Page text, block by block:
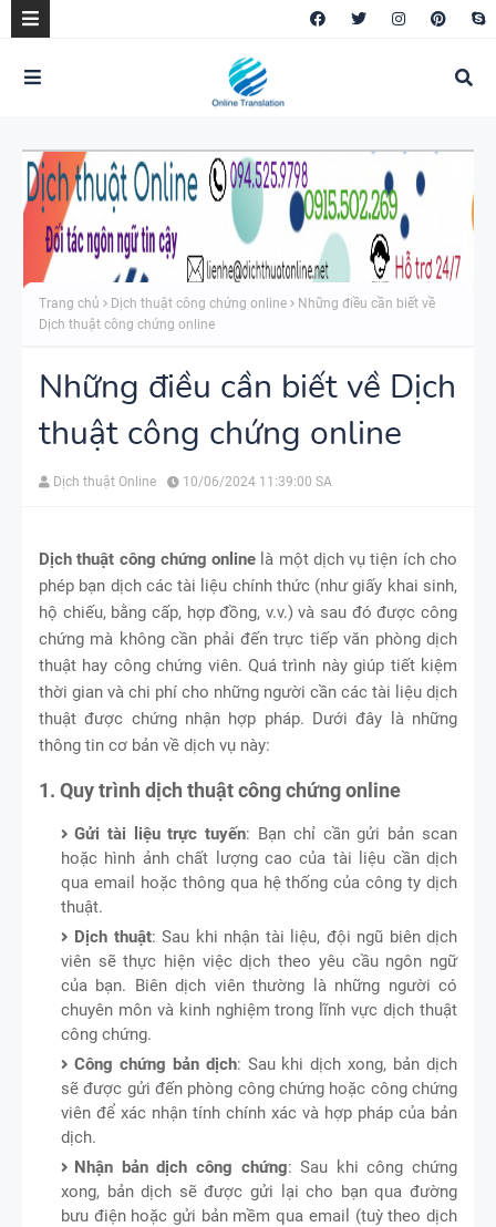
Trang chủ Dịch thuật công chứng online
Những điều cần biết về
Dịch thuật công chứng online
Những điều cần biết về Dịch
thuật công chứng online
Dịch thuật Online 10/06/2024 11:39:00 SA
Dịch thuật công chứng online là một dịch vụ tiện ích cho
phép bạn dịch các tài liệu chính thức (như giấy khai sinh,
hộ chiếu, bằng cấp, hợp đồng, v.v.) và sau đó được công
chứng mà không cần phải đến trực tiếp văn phòng dịch
thuật hay công chứng viên. Quá trình này giúp tiết kiệm
thời gian và chi phí cho những người cần các tài liệu dịch
thuật được chứng nhận hợp pháp. Dưới đây là những
thông tin cơ bản về dịch vụ này:
1. Quy trình dịch thuật công chứng online
Gửi tài liệu trực tuyến: Bạn chỉ cần gửi bản scan
hoặc hình ảnh chất lượng cao của tài liệu cần dịch
qua email hoặc thông qua hệ thống của công ty dịch
thuật.
Dịch thuật: Sau khi nhận tài liệu, đội ngũ biên dịch
viên sẽ thực hiện việc dịch theo yêu cầu ngôn ngữ
của bạn. Biên dịch viên thường là những người có
chuyên môn và kinh nghiệm trong lĩnh vực dịch thuật
công chứng.
Công chứng bản dịch: Sau khi dịch xong, bản dịch
sẽ được gửi đến phòng công chứng hoặc công chứng
viên để xác nhận tính chính xác và hợp pháp của bản
dịch.
Nhận bản dịch công chứng: Sau khi công chứng
xong, bản dịch sẽ được gửi lại cho bạn qua đường
bưu điện hoặc gửi bản mềm qua email (tuỳ theo dịch